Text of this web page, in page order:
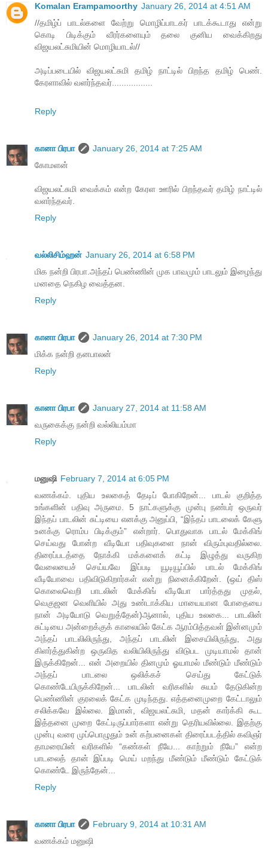
Komalan Erampamoorthy January 26, 2014 at 4:51 AM
//தமிழ்ப் பாடல்களை வேற்று மொழிப்பாடகர் பாடக்கூடாது என்று
கொடி பிடிக்கும் வீரர்களையும் தலை குனிய வைக்கிறது
விஜயலட்சுமியின் மொழியாடல்//
அடிப்படையில் விஜயலட்சுமி தமிழ் நாட்டில் பிறந்த தமிழ் பெண்.
கேரளாவில் வளர்ந்தவர்.................
Reply
கானா பிரபா
January 26, 2014 at 7:25 AM
கோமளன்
விஜயலட்சுமி வைக்கம் என்ற கேரள ஊரில் பிறந்தவர் தமிழ் நாட்டில்
வளர்ந்தவர்.
Reply
வல்லிசிம்ஹன் January 26, 2014 at 6:58 PM
மிக நன்றி பிரபா.அந்தப் பெண்ணின் முக பாவமும் பாடலும் இழைந்து
மனதை நெகிழ வைத்தன.
Reply
கானா பிரபா
January 26, 2014 at 7:30 PM
மிக்க நன்றி தனபாலன்
Reply
கானா பிரபா
January 27, 2014 at 11:58 AM
வருகைக்கு நன்றி வல்லியம்மா
Reply
மனுஷி February 7, 2014 at 6:05 PM
வணக்கம். புதிய உலகைத் தேடிப் போகிறேன்... பாடல் குறித்த
உங்களின் பதிவு அருமை. 5 நாட்களுக்கு முன்பு நண்பர் ஒருவர்
இந்தப் பாடலின் சுட்டியை எனக்கு அனுப்பி, “இந்தப் பாடலைக் கேளு
உனக்கு ரொம்ப பிடிக்கும்” என்றார். பொதுவாக பாடல் மேக்கிங்
செய்வது போன்ற வீடியோ பதிவுகளை நான் விரும்புவதில்லை.
திரைப்படத்தை நோக்கி மக்களைக் கட்டி இழுத்து வருகிற
வேலையைச் செய்யவே இப்படி யூடியூப்பில் பாடல் மேக்கிங்
வீடியோவை பதிவிடுகிறார்கள் என்று நினைக்கிறேன். (ஒய் திஸ்
கொலைவெறி பாடலின் மேக்கிங் வீடியோ பார்த்தது முதல்,
வெகுஜன வெளியில் அது உண்டாக்கிய மாயையான போதையை
நான் அடியோடு வெறுத்தேன்)ஆனால், புதிய உலகை... பாடலின்
சுட்டியை அன்றைக்குக் காலையில் கேட்க ஆரம்பித்தவள் இன்னமும்
அந்தப் பாடலிலிருந்து, அந்தப் பாடலின் இசையிலிருந்து, அது
கிளர்த்துகின்ற ஒருவித வலியிலிருந்து விடுபட முடியாமல் தான்
இருக்கிறேன்... என் அறையில் தினமும் ஓயாமல் மீண்டும் மீண்டும்
அந்தப் பாடலை ஒலிக்கச் செய்து கேட்டுக்
கொண்டேயிருக்கிறேன்... பாடலின் வரிகளில் சுயம் தேடுகின்ற
பெண்ணின் குரலைக் கேட்க முடிந்தது. எத்தனைமுறை கேட்டாலும்
சலிக்கவே இல்லை. இமான், விஜயலட்சுமி, மதன் கார்க்கி கூட
இத்தனை முறை கேட்டிருப்பார்களா என்று தெரியவில்லை. இதற்கு
முன்பு வரை முப்பொழுதும் உன் கற்பனைகள் திரைப்படத்தில் கவிஞர்
தாமரையின் வரிகளில் “கண்கள் நீயே... காற்றும் நீயே” என்ற
பாடலைத் தான் இப்படி மெய் மறந்து மீண்டும் மீண்டும் கேட்டுக்
கொண்டே இருந்தேன்...
Reply
கானா பிரபா
February 9, 2014 at 10:31 AM
வணக்கம் மனுஷி